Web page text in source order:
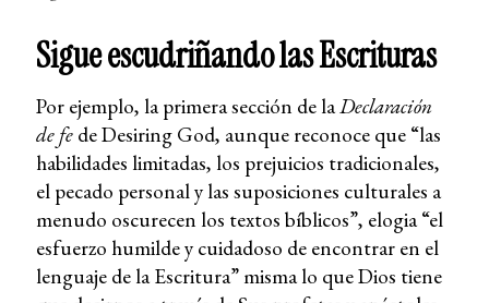
Sigue escudriñando las Escrituras
Por ejemplo, la primera sección de laDeclaración
de fede Desiring God, aunque reconoce que “las
habilidades limitadas, los prejuicios tradicionales,
el pecado personal y las suposiciones culturales a
menudo oscurecen los textos bíblicos”, elogia “el
esfuerzo humilde y cuidadoso de encontrar en el
lenguaje de la Escritura” misma lo que Dios tiene